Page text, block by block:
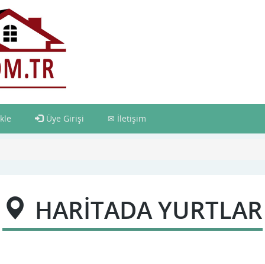
Üye Girişi İletişim
HARİTADA YURTLAR